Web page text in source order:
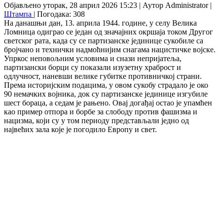
Објављено уторак, 28 април 2026 15:23 | Аутор Administrator|
Штампа | Погодака: 308
На данашњи дан, 13. априла 1944. године, у селу Велика
Ломница одиграо се један од значајних окршаја током Другог
светског рата, када су се партизанске јединице сукобиле са
бројчано и технички надмоћнијим снагама нацистичке војске.
Упркос неповољним условима и снази непријатеља,
партизански борци су показали изузетну храброст и
одлучност, наневши велике губитке противничкој страни.
Према историјским подацима, у овом сукобу страдало је око
90 немачких војника, док су партизанске јединице изгубиле
шест бораца, а седам је рањено. Овај догађај остао је упамћен
као пример отпора и борбе за слободу против фашизма и
нацизма, који су у том периоду представљали једно од
највећих зала које је погодило Европу и свет.